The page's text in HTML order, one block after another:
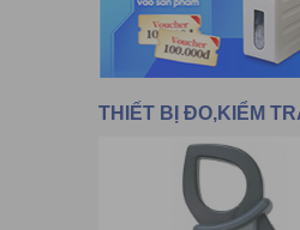
THIẾT BỊ ĐO,KIỂM